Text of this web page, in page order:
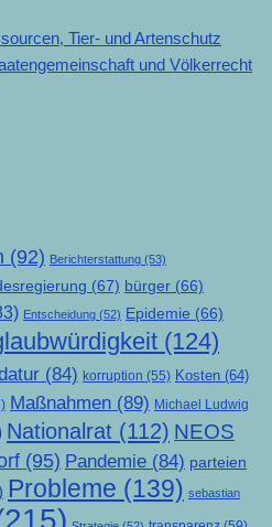
Tier- und Artenschutz
und Völkerrecht
(92) Berichterstattung (53)
(67) bürger (66)
Entscheidung (52) Epidemie (66)
(124)
(84) korruption (55) Kosten (64)
Maßnahmen (89) Michael Ludwig
Nationalrat (112) NEOS
(95) Pandemie (84) parteien
Probleme (139) sebastian